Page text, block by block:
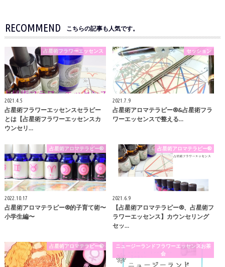
RECOMMEND こちらの記事も人気です。
占星術フラワーエッセンス
2021.4.5
占星術フラワーエッセンスセラピー
とは【占星術フラワーエッセンスカ
ウンセリ…
セッション
2021.7.9
占星術アロマテラピー®️&占星術フラ
ワーエッセンスで整える…
占星術アロマテラピー®
2022.10.17
占星術アロマテラピー®︎的子育て術〜
小学生編〜
占星術アロマテラピー®
2021.6.9
【占星術アロマテラピー®︎、占星術フ
ラワーエッセンス】カウンセリング
セッ…
占星術アロマテラピー®
ニュージーランドフラワーエッセンスお茶
会